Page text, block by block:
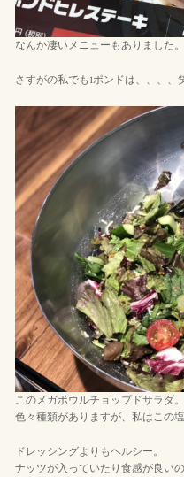
なんか凄いメニューもありました。
さすがの私でも1ポンドは、、、、
このメガボウルチョップドサラダ。
色々種類がありますが、私はこの塩
ドレッシングよりもヘルシー。
ナッツが入っていたり食感が良い